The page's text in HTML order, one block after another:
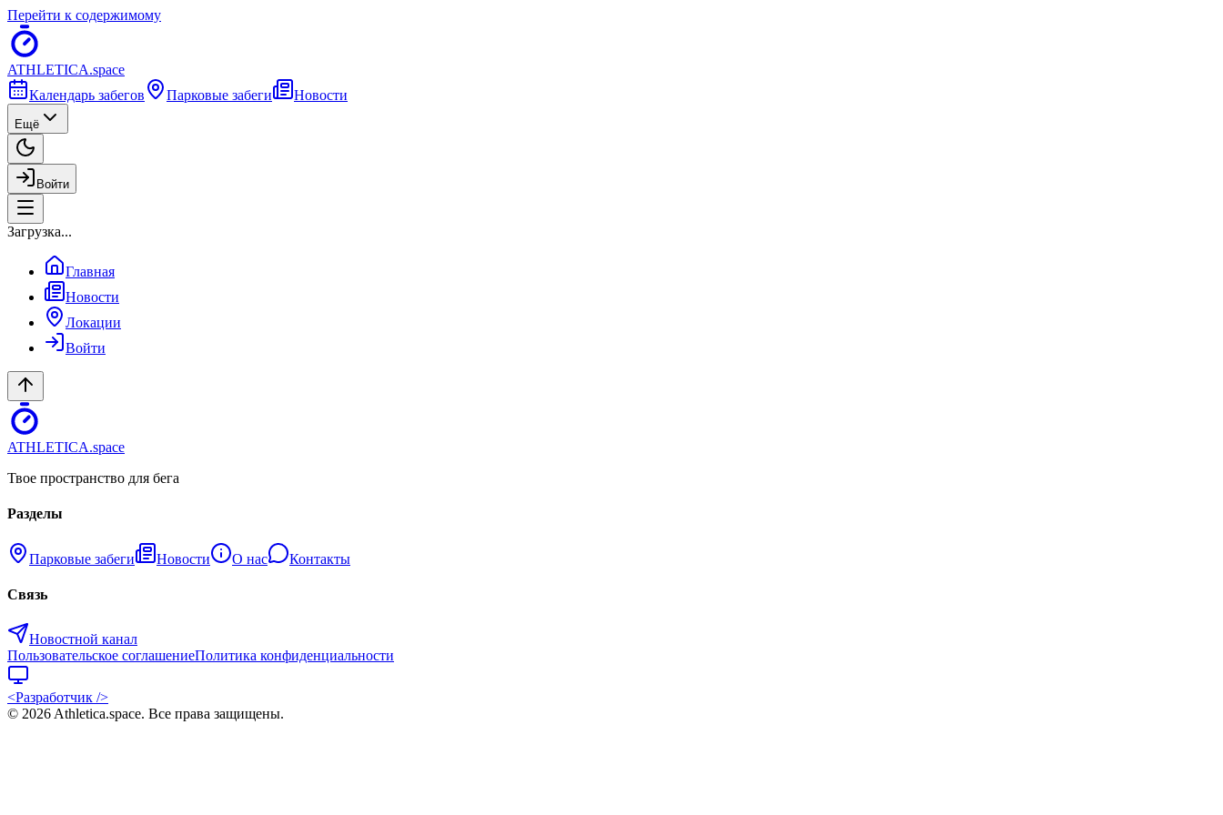
Перейти к содержимому
ATHLETICA.space
Календарь забегов
Парковые забеги Новости
Ещё
Войти
Загрузка...
Главная
Новости
Локации
Войти
ATHLETICA.space
Твое пространство для бега
Разделы
Парковые забеги Новости О нас Контакты
Связь
Новостной канал
Пользовательское соглашениеПолитика конфиденциальности
<Разработчик />
© 2026 Athletica.space. Все права защищены.